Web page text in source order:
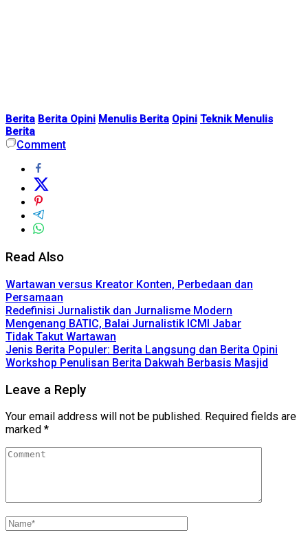
Berita Berita Opini Menulis Berita Opini Teknik Menulis
Berita
Comment
Read Also
Wartawan versus Kreator Konten, Perbedaan dan
Persamaan
Redefinisi Jurnalistik dan Jurnalisme Modern
Mengenang BATIC, Balai Jurnalistik ICMI Jabar
Tidak Takut Wartawan
Jenis Berita Populer: Berita Langsung dan Berita Opini
Workshop Penulisan Berita Dakwah Berbasis Masjid
Leave a Reply
Your email address will not be published. Required fields are
marked *